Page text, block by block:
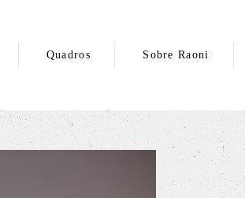
Quadros Sobre Raoni